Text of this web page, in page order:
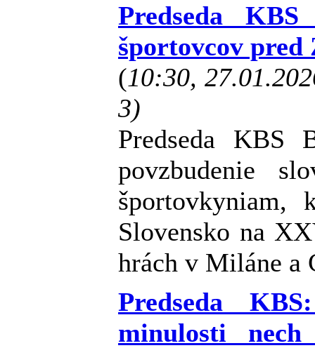
Predseda KBS
športovcov
(10:30,
3)
Predseda KBS
povzbudenie
športovkyniam,
Slovensko na
hrách v Miláne a
Predseda
minulosti